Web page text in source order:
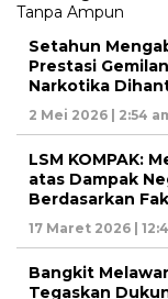
Setahun
Prestasi
Narkotika
2 Mei 2026 | 2:54
LSM KOMPAK:
atas Dampak
Berdasarkan
17 Maret 2026 |
Bangkit
Tegaskan